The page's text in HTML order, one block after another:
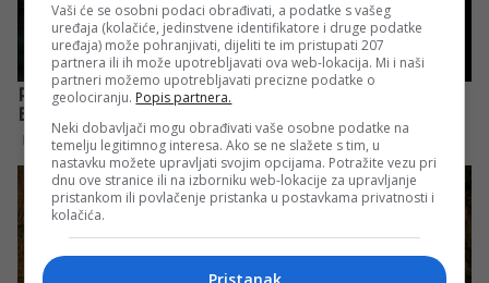
Vaši će se osobni podaci obrađivati, a podatke s vašeg
uređaja (kolačiće, jedinstvene identifikatore i druge podatke
uređaja) može pohranjivati, dijeliti te im pristupati 207
partnera ili ih može upotrebljavati ova web-lokacija. Mi i naši
partneri možemo upotrebljavati precizne podatke o
geolociranju. Popis partnera.
Neki dobavljači mogu obrađivati vaše osobne podatke na
temelju legitimnog interesa. Ako se ne slažete s tim, u
nastavku možete upravljati svojim opcijama. Potražite vezu pri
dnu ove stranice ili na izborniku web-lokacije za upravljanje
pristankom ili povlačenje pristanka u postavkama privatnosti i
kolačića.